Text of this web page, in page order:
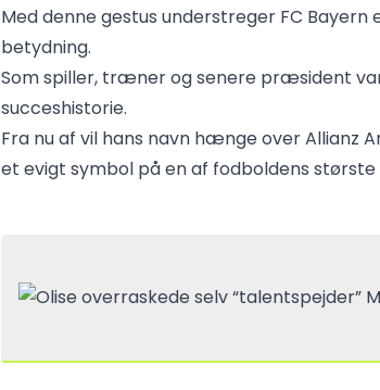
Med denne gestus understreger FC Bayern
betydning.
Som spiller, træner og senere præsident
succeshistorie.
Fra nu af vil hans navn hænge over Allianz
et evigt symbol på en af fodboldens største